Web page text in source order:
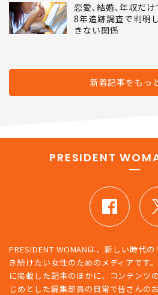
恋愛､結婚､年収だ
8年追跡調査で判明
きない関係
新着記事をもっ
PRESIDENT
PRESIDENT WOMANは、新しい時代
き続けたい女性のためのメディアです
に掲載した記事のほかに、コンテンツ
じめとした編集部員の日常で皆さんの